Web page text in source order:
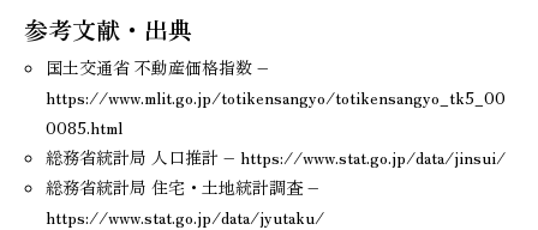
参考文献・出典
国土交通省 不動産価格指数 –
https://www.mlit.go.jp/totikensangyo/totikensangyo_tk5_00
0085.html
総務省統計局 人口推計 – https://www.stat.go.jp/data/jinsui/
総務省統計局 住宅・土地統計調査 –
https://www.stat.go.jp/data/jyutaku/